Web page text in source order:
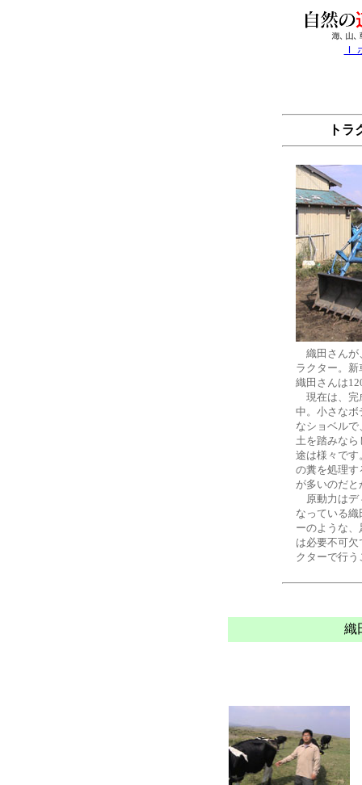
Ｉ
ト
織田さんが
ラクター。
織田さんは
現在は、完
中。小さなボ
なショベル
土を踏みなら
途は様々です
の糞を処理す
が多いのだと
原動力はデ
なっている
ーのような
は必要不可
クターで行
織